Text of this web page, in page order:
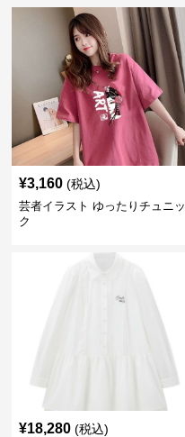
¥3,160 (税込)
芸者イラスト ゆったりチュニッ
ク
¥18,280 (税込)